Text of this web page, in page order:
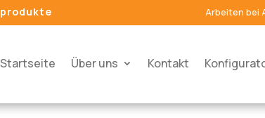
Arbeiten bei
Startseite Über uns Kontakt